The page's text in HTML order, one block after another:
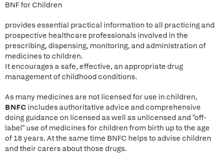
BNF for Children
provides essential practical information to all practicing and
prospective healthcare professionals involved in the
prescribing, dispensing, monitoring, and administration of
medicines to children.
It encourages a safe, effective, an appropriate drug
management of childhood conditions.
As many medicines are not licensed for use in children,
BNFC includes authoritative advice and comprehensive
doing guidance on licensed as well as unlicensed and "off-
label" use of medicines for children from birth up to the age
of 18 years. At the same time BNFC helps to advise children
and their carers about those drugs.